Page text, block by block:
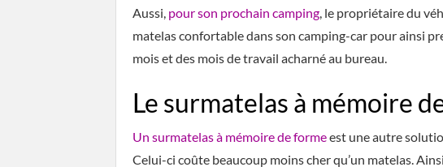
Aussi, pour son prochain camping , le propriétaire du
matelas confortable dans son camping-car pour ainsi
mois et des mois de travail acharné au bureau.
Le surmatelas à mémoire
Un surmatelas à mémoire de formeest une autre
Celui-ci coûte beaucoup moins cher qu’un matelas.